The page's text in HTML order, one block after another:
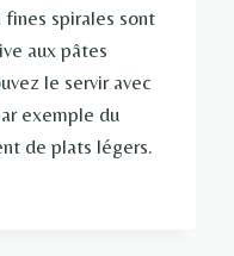
fines spirales sont
aux pâtes
le servir avec
exemple du
de plats légers.